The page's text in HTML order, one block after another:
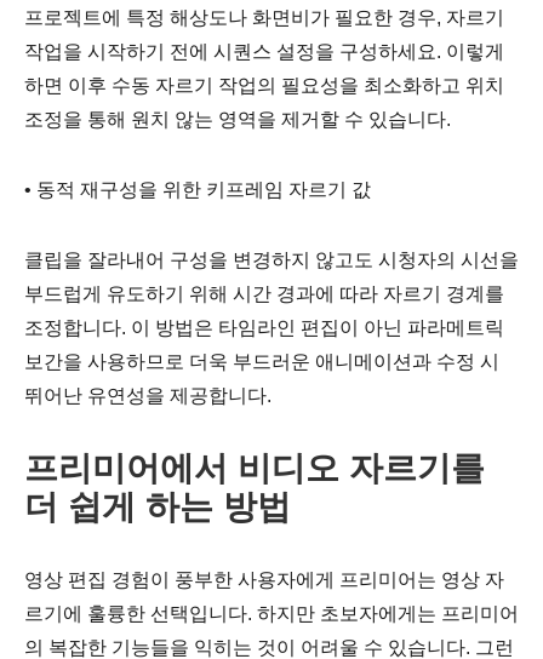
프로젝트에 특정 해상도나 화면비가 필요한 경우, 자르기
작업을 시작하기 전에 시퀀스 설정을 구성하세요. 이렇게
하면 이후 수동 자르기 작업의 필요성을 최소화하고 위치
조정을 통해 원치 않는 영역을 제거할 수 있습니다.
• 동적 재구성을 위한 키프레임 자르기 값
클립을 잘라내어 구성을 변경하지 않고도 시청자의 시선을
부드럽게 유도하기 위해 시간 경과에 따라 자르기 경계를
조정합니다. 이 방법은 타임라인 편집이 아닌 파라메트릭
보간을 사용하므로 더욱 부드러운 애니메이션과 수정 시
뛰어난 유연성을 제공합니다.
프리미어에서 비디오 자르기를
더 쉽게 하는 방법
영상 편집 경험이 풍부한 사용자에게 프리미어는 영상 자
르기에 훌륭한 선택입니다. 하지만 초보자에게는 프리미어
의 복잡한 기능들을 익히는 것이 어려울 수 있습니다. 그런